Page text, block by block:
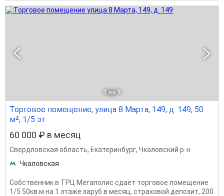
1 из 1
Торговое помещение, улица 8 Марта, 149, д. 149, 50
м², 1/5 эт.
60 000 ₽ в месяц
Свердловская область, Екатеринбург, Чкаловский р-н
Чкаловская
Собственник в ТРЦ Мегаполис сдаёт торговое помещение
1/5 50кв.м на 1 этаже заруб.в месяц, страховой депозит, 200